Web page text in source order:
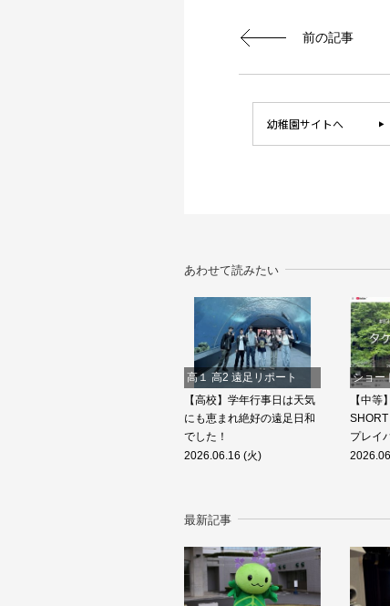
前の記事
幼稚園サイトへ
あわせて読みたい
高１ 高2 遠足リポート
【高校】学年行事日は天気
にも恵まれ絶好の遠足日和
でした！
2026.06.16 (火)
ショー
【中等
プレイ
最新記事